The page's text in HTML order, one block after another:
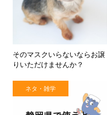
そのマスクいらないならお譲
りいただけませんか？
ネタ・雑学